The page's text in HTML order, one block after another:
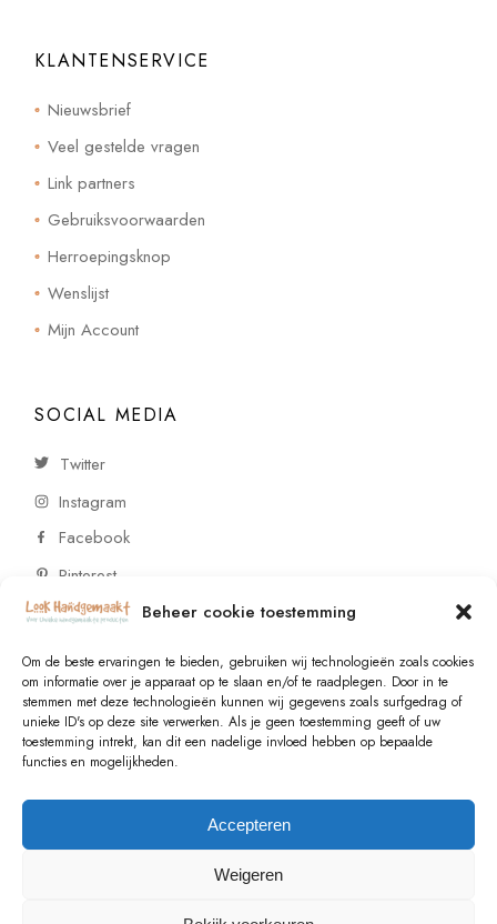
Beheer cookie toestemming
Om de beste ervaringen te bieden, gebruiken wij technologieën zoals cookies
om informatie over je apparaat op te slaan en/of te raadplegen. Door in te
stemmen met deze technologieën kunnen wij gegevens zoals surfgedrag of
unieke ID's op deze site verwerken. Als je geen toestemming geeft of uw
toestemming intrekt, kan dit een nadelige invloed hebben op bepaalde
functies en mogelijkheden.
Accepteren
Weigeren
KLANTENSERVICE
Nieuwsbrief
Veel gestelde vragen
Link partners
Gebruiksvoorwaarden
Herroepingsknop
Wenslijst
Mijn Account
SOCIAL MEDIA
Twitter
Instagram
Facebook
Pinterest
CONTACT
Vragen of wensen? Neem contact op!
+31 (0)6 229 021 29